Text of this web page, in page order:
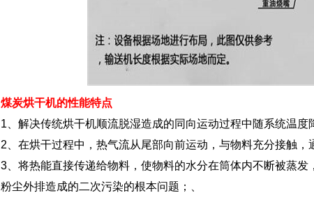
煤炭烘干机的性能特点
1、解决传统烘干机顺流脱湿造成的同向运动过程中随系统温度
2、在烘干过程中，热气流从尾部向前运动，与物料充分接触
3、将热能直接传递给物料，使物料的水分在筒体内不断被蒸
粉尘外排造成的二次污染的根本问题；、